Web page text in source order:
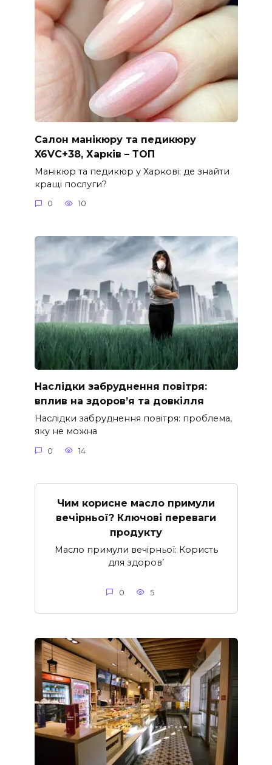
Салон манікюру та педикюру
X6VC+38, Харків – ТОП
Манікюр та педикюр у Харкові: де знайти
кращі послуги?
0 10
Наслідки забруднення повітря:
вплив на здоров’я та довкілля
Наслідки забруднення повітря: проблема,
яку не можна
0 14
Чим корисне масло примули
вечірньої? Ключові переваги
продукту
Масло примули вечірньої: Користь
для здоров’
0 5